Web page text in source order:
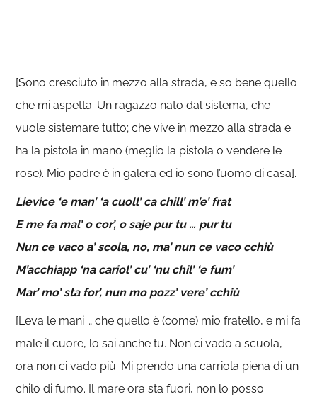
[Sono cresciuto in mezzo alla strada, e so bene quello
che mi aspetta: Un ragazzo nato dal sistema, che
vuole sistemare tutto; che vive in mezzo alla strada e
ha la pistola in mano (meglio la pistola o vendere le
rose). Mio padre è in galera ed io sono l’uomo di casa].
Lievice ‘e man’ ‘a cuoll’ ca chill’ m’e’ frat
E me fa mal’ o cor’, o saje pur tu … pur tu
Nun ce vaco a’ scola, no, ma’ nun ce vaco cchiù
M’acchiapp ‘na cariol’ cu’ ‘nu chil’ ‘e fum’
Mar’ mo’ sta for’, nun mo pozz’ vere’ cchiù
[Leva le mani … che quello è (come) mio fratello, e mi fa
male il cuore, lo sai anche tu. Non ci vado a scuola,
ora non ci vado più. Mi prendo una carriola piena di un
chilo di fumo. Il mare ora sta fuori, non lo posso